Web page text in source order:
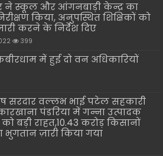
स्कूल और आंगनबाड़ी केन्द्र का
किया, अनुपस्थित शिक्षिकों को
करने के निर्देश दिए
399
में हुई दो वन अधिकारियों
सरदार वल्लभ भाई पटेल सहकारी
पंडरिया में गन्ना उत्पादक
बड़ी राहत,10.43 करोड़ किसानों
भुगतान ज़ारी किया गया